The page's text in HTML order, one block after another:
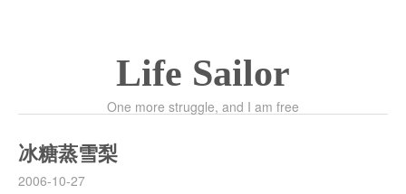
Life Sailor
One more struggle, and I am free
冰糖蒸雪梨
2006-10-27